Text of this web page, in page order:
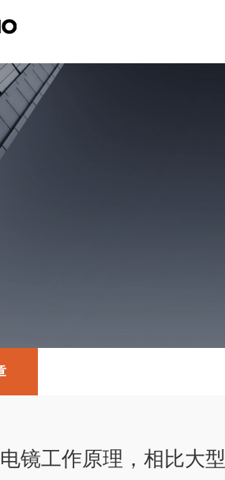
镜工作原理，相比大